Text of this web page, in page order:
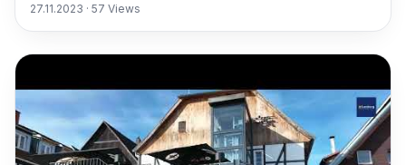
27.11.2023 · 57 Views